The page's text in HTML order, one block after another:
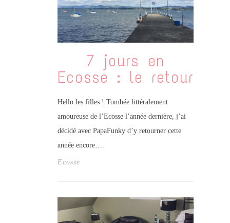
7 jours en
Ecosse : le retour
Hello les filles ! Tombée littéralement
amoureuse de l’Ecosse l’année dernière, j’ai
décidé avec PapaFunky d’y retourner cette
année encore….
Ecosse